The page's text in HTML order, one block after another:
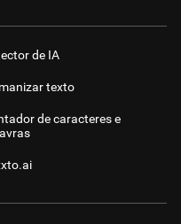
de IA
texto
de caracteres e